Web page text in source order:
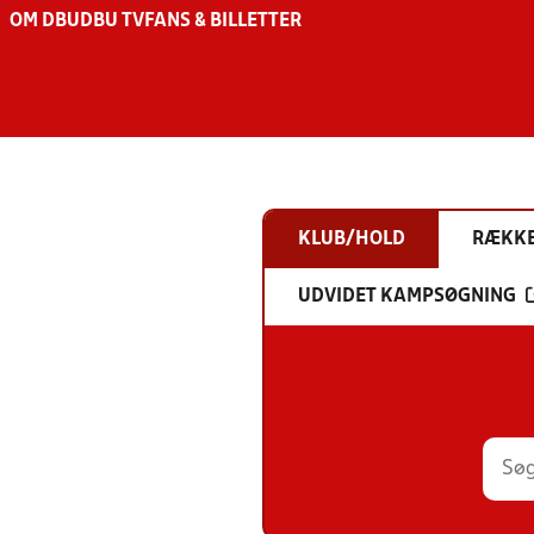
OM DBU DBU TV FANS & BILLETTER
KLUB/HOLD
UDVIDET KAMPSØGNING